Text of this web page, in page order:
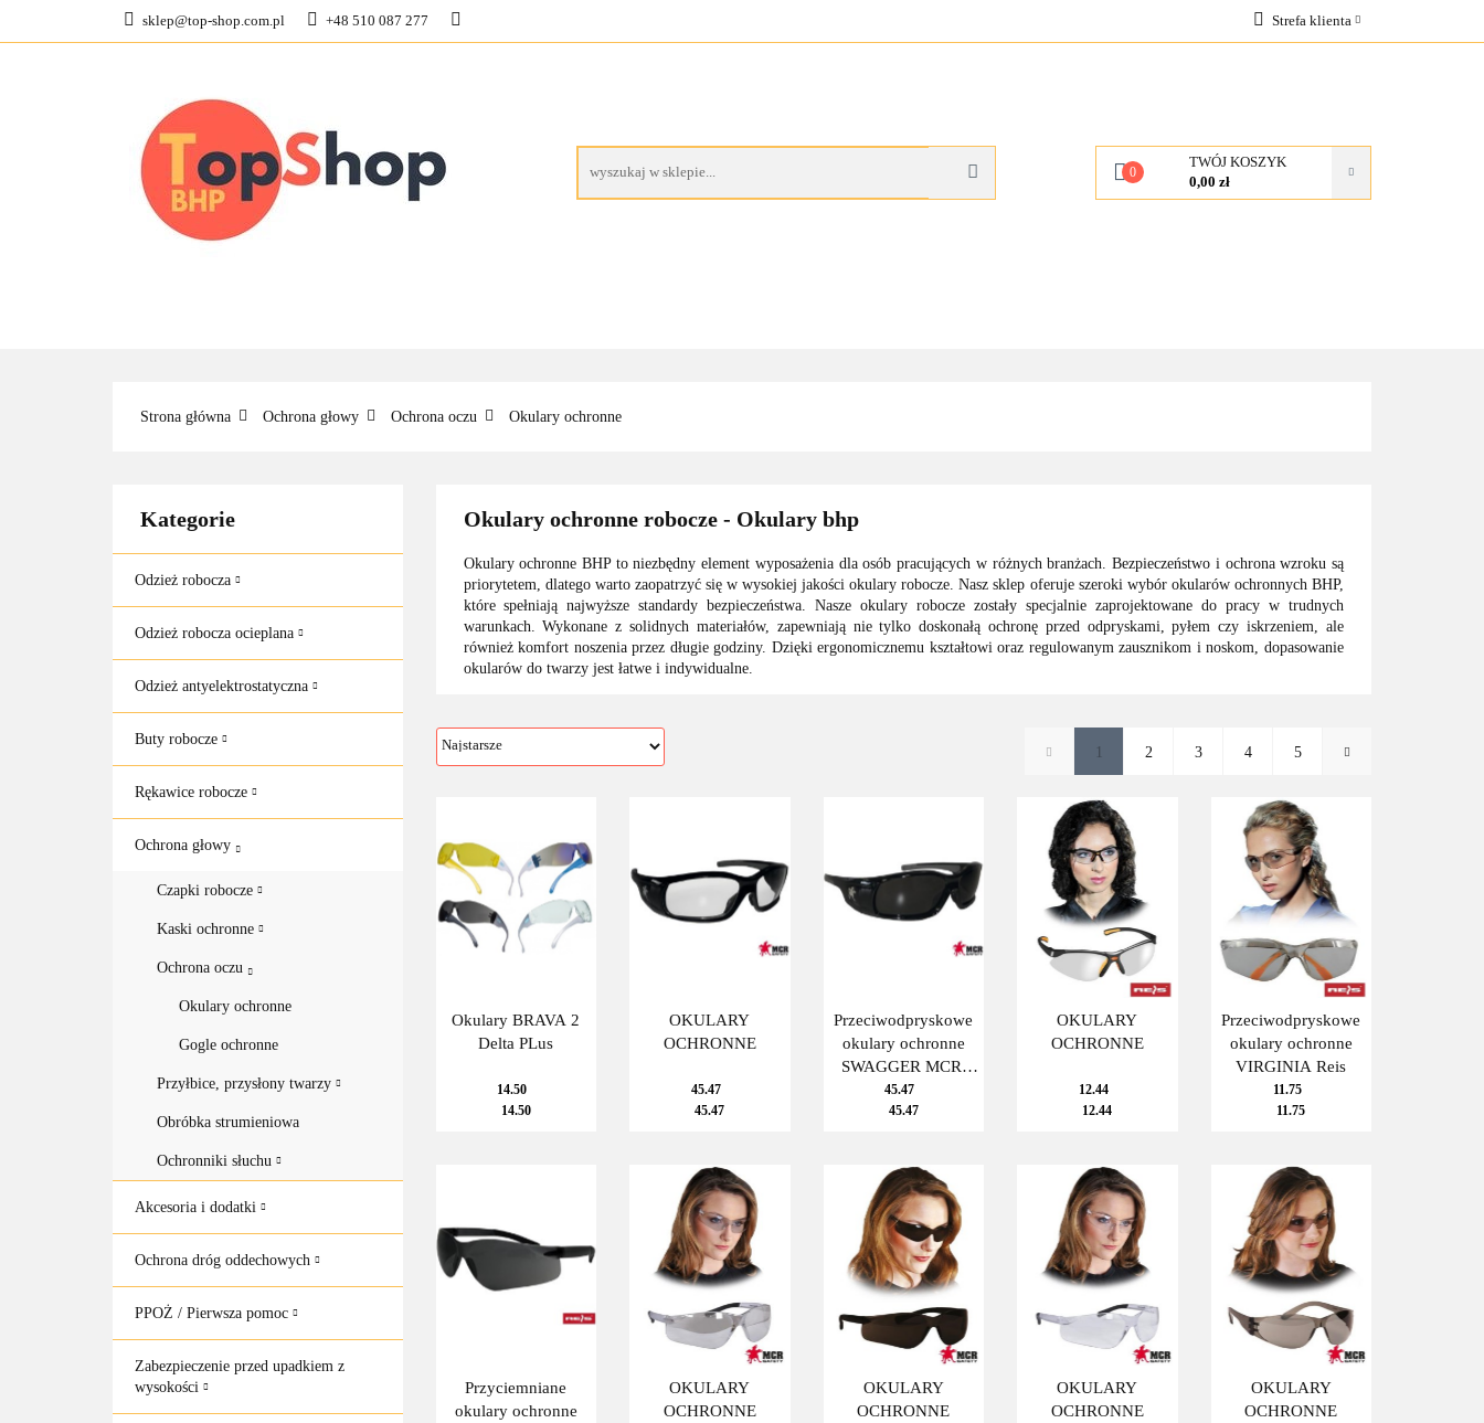
sklep@top-shop.com.pl +48 510 087 277 Strefa klienta
0
TWÓJ KOSZYK
0,00 zł
ODZIEŻ ROBOCZA
Strona główna Ochrona głowy Ochrona oczu Okulary ochronne
Kategorie
Odzież robocza
Odzież robocza ocieplana
Odzież antyelektrostatyczna
Buty robocze
Rękawice robocze
Ochrona głowy
Czapki robocze
Kaski ochronne
Ochrona oczu
Okulary ochronne
Gogle ochronne
Przyłbice, przysłony twarzy
Obróbka strumieniowa
Ochronniki słuchu
Akcesoria i dodatki
Ochrona dróg oddechowych
PPOŻ / Pierwsza pomoc
Zabezpieczenie przed upadkiem z
wysokości
Okulary ochronne robocze - Okulary bhp
Okulary ochronne BHP to niezbędny element wyposażenia dla osób pracujących w różnych branżach. Bezpieczeństwo i ochrona wzroku są
priorytetem, dlatego warto zaopatrzyć się w wysokiej jakości okulary robocze. Nasz sklep oferuje szeroki wybór okularów ochronnych BHP,
które spełniają najwyższe standardy bezpieczeństwa. Nasze okulary robocze zostały specjalnie zaprojektowane do pracy w trudnych
warunkach. Wykonane z solidnych materiałów, zapewniają nie tylko doskonałą ochronę przed odpryskami, pyłem czy iskrzeniem, ale
również komfort noszenia przez długie godziny. Dzięki ergonomicznemu kształtowi oraz regulowanym zausznikom i noskom, dopasowanie
okularów do twarzy jest łatwe i indywidualne.
2 3 4 5
Okulary BRAVA 2
Delta PLus
14.50
14.50
OKULARY
OCHRONNE
45.47
45.47
Przeciwodpryskowe
okulary ochronne
SWAGGER MCR,
nieparujące
45.47
45.47
OKULARY
OCHRONNE
12.44
12.44
Przeciwodpryskowe
okulary ochronne
VIRGINIA Reis
11.75
11.75
Przyciemniane
okulary ochronne
OKULARY
OCHRONNE
OKULARY
OCHRONNE
OKULARY
OCHRONNE
OKULARY
OCHRONNE